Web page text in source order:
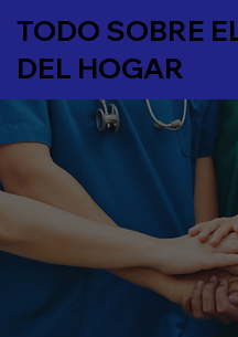
TODO SOBRE
DEL HOGAR